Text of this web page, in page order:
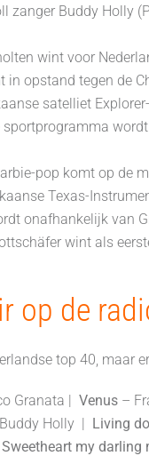
zanger Buddy Holly
wint voor
in opstand tegen de
satelliet
sportprogramma
pop komt op de
Texas-
onafhankelijk van
wint als
op de
top 40, maar
Granata | Venus –
Holly | Living
Sweetheart my darling